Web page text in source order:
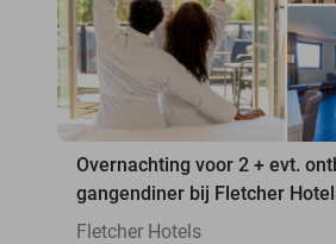
Overnachting voor 2 + evt.
gangendiner bij Fletcher
Fletcher Hotels